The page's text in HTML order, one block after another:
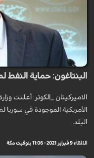
البنتاغون: حماية النفط
الاميركيتان _الكوثر: أعلنت
الأمريكية الموجودة في
البلد.
الثلاثاء 9 فبراير 2021 - 11:06 بتوقيت مكة